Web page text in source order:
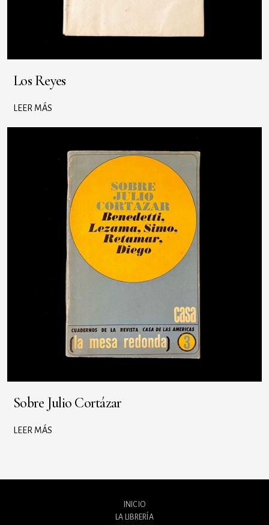
Los Reyes
LEER MÁS
Sobre Julio Cortázar
LEER MÁS
INICIO
LA LIBRERÍA